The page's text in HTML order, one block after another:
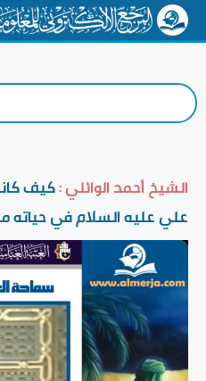
الشيخ أحمد الوائلي :كيف
علي عليه السلام في حياته